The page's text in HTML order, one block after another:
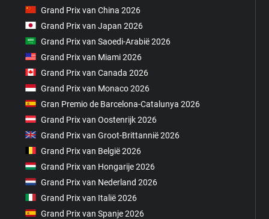
Grand Prix van China 2026
Grand Prix van Japan 2026
Grand Prix van Saoedi-Arabië 2026
Grand Prix van Miami 2026
Grand Prix van Canada 2026
Grand Prix van Monaco 2026
Gran Premio de Barcelona-Catalunya 2026
Grand Prix van Oostenrijk 2026
Grand Prix van Groot-Brittannië 2026
Grand Prix van België 2026
Grand Prix van Hongarije 2026
Grand Prix van Nederland 2026
Grand Prix van Italië 2026
Grand Prix van Spanje 2026